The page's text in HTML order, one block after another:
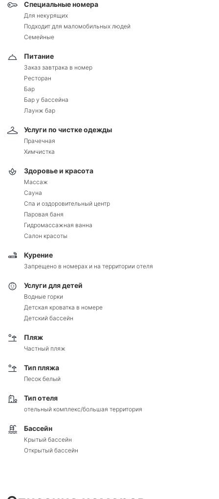
Специальные номера
Для некурящих
Подходит для маломобильных людей
Семейные
Питание
Заказ завтрака в номер
Ресторан
Бар
Бар у бассейна
Лаунж бар
Услуги по чистке одежды
Прачечная
Химчистка
Здоровье и красота
Массаж
Сауна
Спа и оздоровительный центр
Паровая баня
Гидромассажная ванна
Салон красоты
Курение
Запрещено в номерах и на территории отеля
Услуги для детей
Водные горки
Детская кроватка в номере
Детский бассейн
Пляж
Частный пляж
Тип пляжа
Песок белый
Тип отеля
отельный комплекс/большая территория
Бассейн
Крытый бассейн
Открытый бассейн